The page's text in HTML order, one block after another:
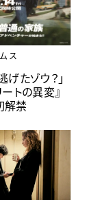
ス
げたゾウ？」
トの異変』
解禁